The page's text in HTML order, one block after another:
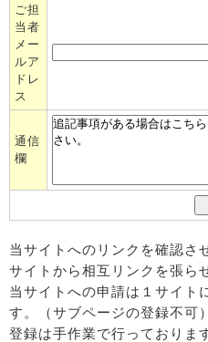
ご担
当者
メー
ルア
ドレ
ス
通信
欄
当サイトへのリンクを確認さ
サイトから相互リンクを張ら
当サイトへの申請は１サイト
す。（サブページの登録不可
登録は手作業で行っておりま